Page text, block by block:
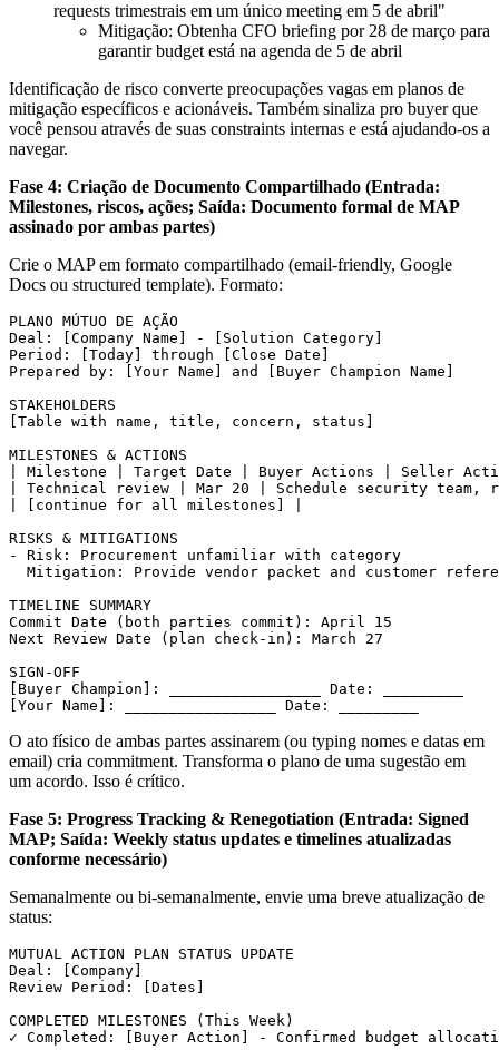
requests trimestrais em um único meeting em 5 de abril"
Mitigação: Obtenha CFO briefing por 28 de março para
garantir budget está na agenda de 5 de abril
Identificação de risco converte preocupações vagas em planos de
mitigação específicos e acionáveis. Também sinaliza pro buyer que
você pensou através de suas constraints internas e está ajudando-os a
navegar.
Fase 4: Criação de Documento Compartilhado (Entrada:
Milestones, riscos, ações; Saída: Documento formal de MAP
assinado por ambas partes)
Crie o MAP em formato compartilhado (email-friendly, Google
Docs ou structured template). Formato:
PLANO MÚTUO DE AÇÃO
Deal: [Company Name] - [Solution Category]
Period: [Today] through [Close Date]
Prepared by: [Your Name] and [Buyer Champion Name]
STAKEHOLDERS
[Table with name, title, concern, status]
MILESTONES & ACTIONS
| Milestone | Target Date | Buyer Actions | Seller
| Technical review | Mar 20 | Schedule security team,
| [continue for all milestones] |
RISKS & MITIGATIONS
- Risk: Procurement unfamiliar with category
Mitigation: Provide vendor packet and customer
TIMELINE SUMMARY
Commit Date (both parties commit): April 15
Next Review Date (plan check-in): March 27
SIGN-OFF
[Buyer Champion]: _________________ Date: _________
O ato físico de ambas partes assinarem (ou typing nomes e datas em
email) cria commitment. Transforma o plano de uma sugestão em
um acordo. Isso é crítico.
Fase 5: Progress Tracking & Renegotiation (Entrada: Signed
MAP; Saída: Weekly status updates e timelines atualizadas
conforme necessário)
Semanalmente ou bi-semanalmente, envie uma breve atualização de
status:
MUTUAL ACTION PLAN STATUS UPDATE
Deal: [Company]
Review Period: [Dates]
COMPLETED MILESTONES (This Week)
✓ Completed: [Buyer Action] - Confirmed budget